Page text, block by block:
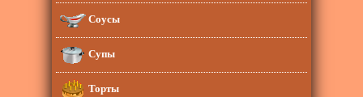
Соусы
Супы
Торты